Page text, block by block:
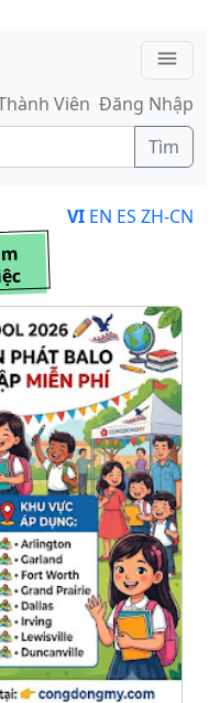
menu
Viên Đăng Nhập
Tìm
VI EN ES ZH-CN